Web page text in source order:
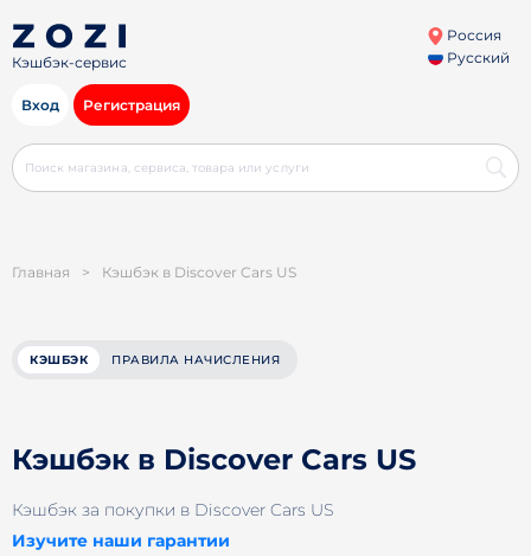
Кэшбэк-сервис
Россия
Русский
Вход Регистрация
Главная > Кэшбэк в Discover Cars US
КЭШБЭК ПРАВИЛА НАЧИСЛЕНИЯ
Кэшбэк в Discover Cars US
Кэшбэк за покупки в Discover Cars US
Изучите наши гарантии